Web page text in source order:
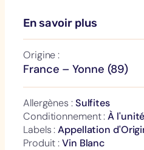
i
d
o
u
r
En savoir plus
Origine :
France – Yonne (89)
Allergènes :Sulfites
Conditionnement : À l'unité
Labels :Appellation
Produit :Vin Blanc